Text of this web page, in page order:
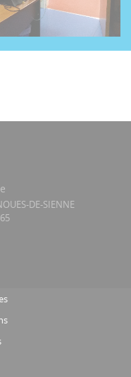
DE-SIENNE